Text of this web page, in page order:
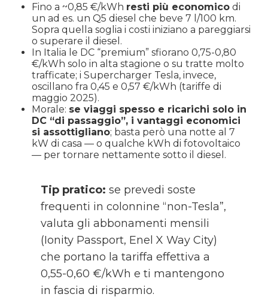
Fino a ~0,85 €/kWh resti più economico di
un ad es. un Q5 diesel che beve 7 l/100 km.
Sopra quella soglia i costi iniziano a pareggiarsi
o superare il diesel.
In Italia le DC “premium” sfiorano 0,75-0,80
€/kWh solo in alta stagione o su tratte molto
trafficate; i Supercharger Tesla, invece,
oscillano fra 0,45 e 0,57 €/kWh (tariffe di
maggio 2025).
Morale: se viaggi spesso e ricarichi solo in
DC “di passaggio”, i vantaggi economici
si assottigliano; basta però una notte al 7
kW di casa — o qualche kWh di fotovoltaico
— per tornare nettamente sotto il diesel.
Tip pratico: se prevedi soste
frequenti in colonnine “non-Tesla”,
valuta gli abbonamenti mensili
(Ionity Passport, Enel X Way City)
che portano la tariffa effettiva a
0,55-0,60 €/kWh e ti mantengono
in fascia di risparmio.